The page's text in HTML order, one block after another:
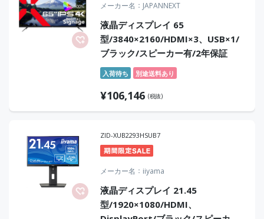
メーカー名 JAPANNEXT
液晶ディスプレイ 65
型/3840×2160/HDMI×3、USB×1/
ブラック/スピーカー有/2年保証
入荷待ち 別途送料あり
¥106,146 (税抜)
ZID-XUB2293HSUB7
メーカー名 iiyama
液晶ディスプレイ 21.45
型/1920×1080/HDMI、